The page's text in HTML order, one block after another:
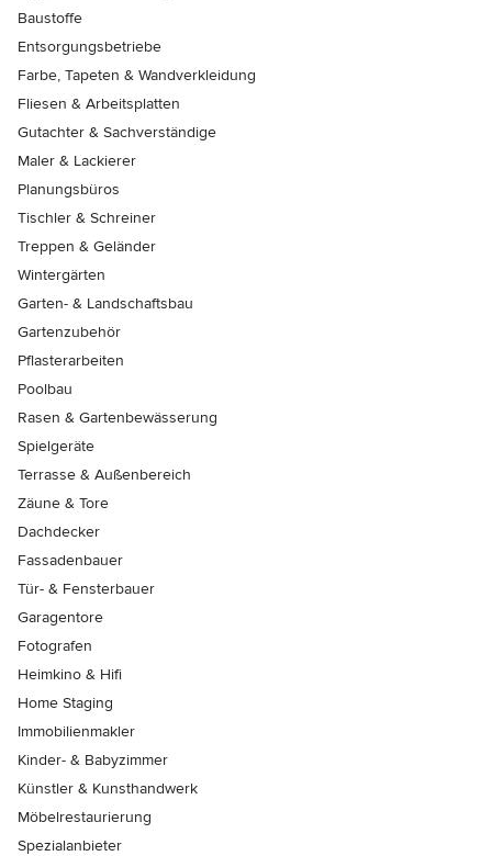
Baustoffe
Entsorgungsbetriebe
Farbe, Tapeten & Wandverkleidung
Fliesen & Arbeitsplatten
Gutachter & Sachverständige
Maler & Lackierer
Planungsbüros
Tischler & Schreiner
Treppen & Geländer
Wintergärten
Garten- & Landschaftsbau
Gartenzubehör
Pflasterarbeiten
Poolbau
Rasen & Gartenbewässerung
Spielgeräte
Terrasse & Außenbereich
Zäune & Tore
Dachdecker
Fassadenbauer
Tür- & Fensterbauer
Garagentore
Fotografen
Heimkino & Hifi
Home Staging
Immobilienmakler
Kinder- & Babyzimmer
Künstler & Kunsthandwerk
Möbelrestaurierung
Spezialanbieter